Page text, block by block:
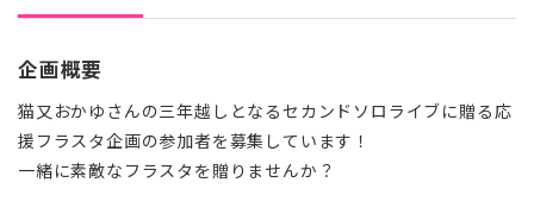
企画概要
猫又おかゆさんの三年越しとなるセカンドソロライブに贈る応
援フラスタ企画の参加者を募集しています！
一緒に素敵なフラスタを贈りませんか？